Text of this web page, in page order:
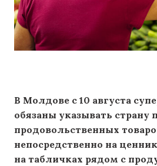
В Молдове с 10 августа
обязаны указывать страну
продовольственных
непосредственно на
на табличках рядом с